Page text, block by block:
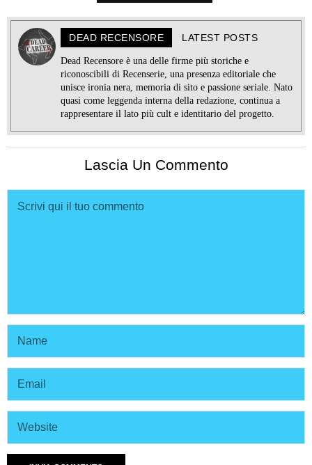
DEAD RECENSORE LATEST POSTS
Dead Recensore è una delle firme più storiche e
riconoscibili di Recenserie, una presenza editoriale che
unisce ironia nera, memoria di sito e passione seriale. Nato
quasi come leggenda interna della redazione, continua a
rappresentare il lato più cult e identitario del progetto.
Lascia Un Commento